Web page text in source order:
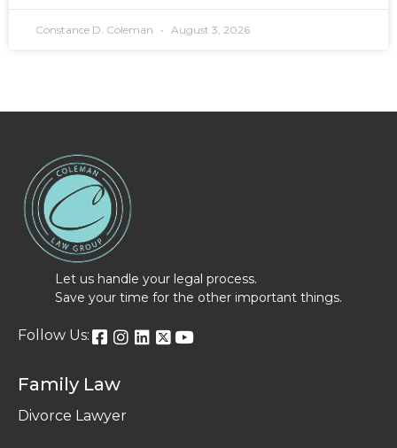
Constance D. Coleman August 3, 2026
Let us handle your legal process.
Save your time for the other important things.
Follow Us:
Family Law
Divorce Lawyer